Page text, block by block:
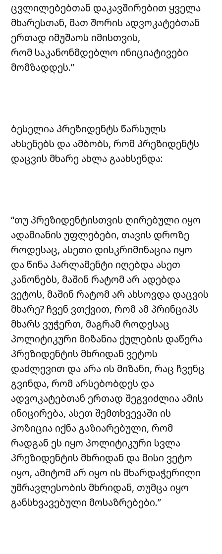
ცვლილებებთან დაკავშირებით ყველა
მხარესთან, მათ შორის ადვოკატებთან
ერთად იმუშაოს იმისთვის,
რომ საკანონმდებლო ინიციატივები
მომზადდეს.”
ბესელია პრეზიდენტს წარსულს
ახსენებს და ამბობს, რომ პრეზიდენტს
დაცვის მხარე ახლა გაახსენდა:
“თუ პრეზიდენტისთვის ღირებული იყო
ადამიანის უფლებები, თავის დროზე
როდესაც, ასეთი დისკრიმინაცია იყო
და წინა პარლამენტი იღებდა ასეთ
კანონებს, მაშინ რატომ არ ადებდა
ვეტოს, მაშინ რატომ არ ახსოვდა დაცვის
მხარე? ჩვენ ვთქვით, რომ ამ პრინციპს
მხარს ვუჭერთ, მაგრამ როდესაც
პოლიტიკური მიზანია ქულების დაწერა
პრეზიდენტის მხრიდან ვეტოს
დაძლევით და არა ის მიზანი, რაც ჩვენც
გვინდა, რომ არსებობდეს და
ადვოკატებთან ერთად შეგვიძლია ამის
ინიცირება, ასეთ შემთხვევაში ის
პოზიცია იქნა გაზიარებული, რომ
რადგან ეს იყო პოლიტიკური სვლა
პრეზიდენტის მხრიდან და მისი ვეტო
იყო, ამიტომ არ იყო ის მხარდაჭერილი
უმრავლესობის მხრიდან, თუმცა იყო
განსხვავებული მოსაზრებები.”